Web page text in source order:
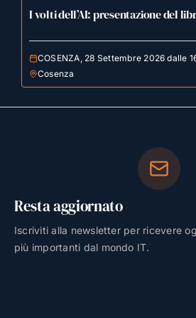
I volti dell’AI: presentazione del
COSENZA, 28 Settembre 2026 dalle
Cosenza
Resta aggiornato
Iscriviti alla newsletter per ricevere
più importanti dal mondo IT.